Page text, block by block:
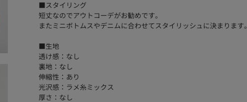
■スタイリング
短丈なのでアウトコーデがお勧めです。
またミニボトムスやデニムに合わせてスタイリッシュに決まります。
■生地
透け感：なし
裏地：なし
伸縮性：あり
光沢感：ラメ糸ミックス
厚さ：なし